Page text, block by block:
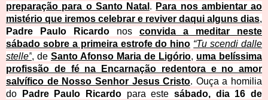
preparação para o Santo Natal . Para nos ambientar ao
mistério que iremos celebrar e reviver daqui alguns dias,
Padre Paulo Ricardo nos convida a meditar neste
sábado sobre a primeira estrofe do hino “Tu scendi dalle
stelle”, de Santo Afonso Maria de Ligório, uma belíssima
profissão de fé na Encarnação redentora e no amor
salvífico de Nosso Senhor Jesus Cristo. Ouça a homilia
do
Padre Paulo Ricardo para estesábado, dia 16 de